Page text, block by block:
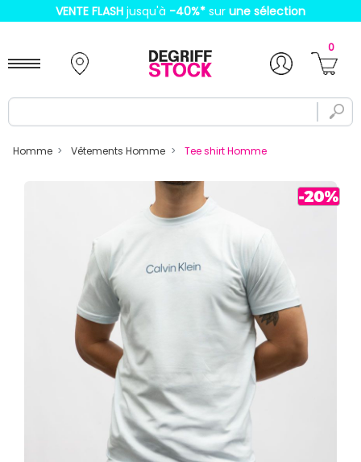
VENTE FLASH jusqu'à -40%* sur une sélection
0
Homme Vêtements Homme Tee shirt Homme